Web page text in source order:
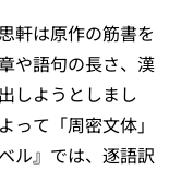
軒は原作の筋書を
や語句の長さ、漢
しようとしまし
って「周密文体」
ル』では、逐語訳